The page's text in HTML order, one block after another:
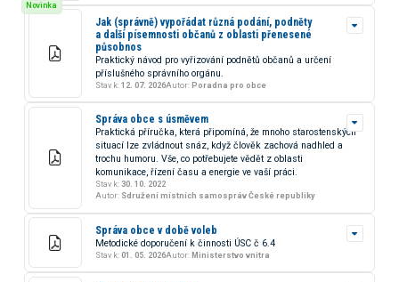
Novinka
Jak (správně) vypořádat různá podání, podněty
a další písemnosti občanů z oblasti přenesené
působnos
Praktický návod pro vyřizování podnětů občanů a určení
příslušného správního orgánu.
Stav k: 12. 07. 2026Autor: Poradna pro obce
Správa obce s úsměvem
Praktická příručka, která připomíná, že mnoho starostenských
situací lze zvládnout snáz, když člověk zachová nadhled a
trochu humoru. Vše, co potřebujete vědět z oblasti
komunikace, řízení času a energie ve vaší práci.
Stav k: 30. 10. 2022
Autor: Sdružení místních samospráv České republiky
Správa obce v době voleb
Metodické doporučení k činnosti ÚSC č 6.4
Stav k: 01. 05. 2026Autor: Ministerstvo vnitra